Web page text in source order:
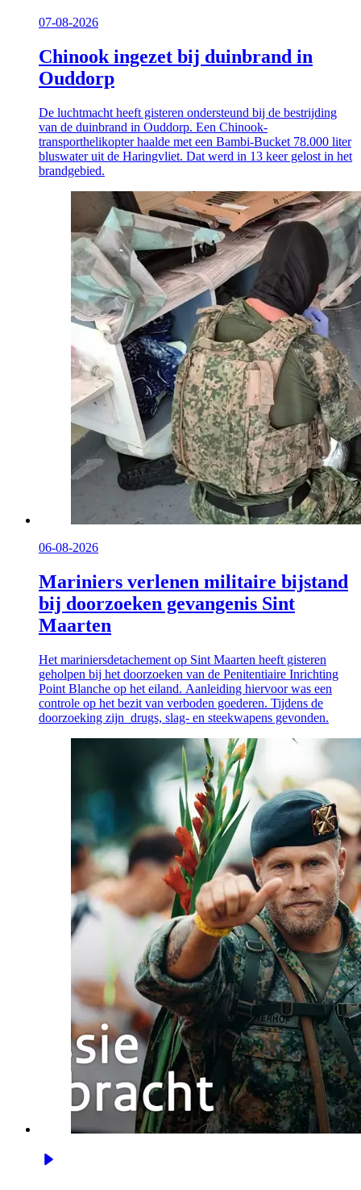
07-08-2026
Chinook ingezet bij duinbrand in
Ouddorp
De luchtmacht heeft gisteren ondersteund bij de bestrijding
van de duinbrand in Ouddorp. Een Chinook-
transporthelikopter haalde met een Bambi-Bucket 78.000 liter
bluswater uit de Haringvliet. Dat werd in 13 keer gelost in het
brandgebied.
06-08-2026
Mariniers verlenen militaire bijstand
bij doorzoeken gevangenis Sint
Maarten
Het mariniersdetachement op Sint Maarten heeft gisteren
geholpen bij het doorzoeken van de Penitentiaire Inrichting
Point Blanche op het eiland. Aanleiding hiervoor was een
controle op het bezit van verboden goederen. Tijdens de
doorzoeking zijn drugs, slag- en steekwapens gevonden.